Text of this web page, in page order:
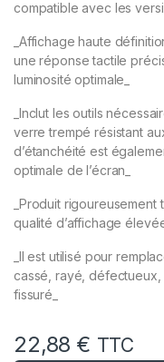
compatible avec les
_Affichage haute
une réponse tactile
luminosité optimale_
_Inclut les outils
verre trempé résistant
d’étanchéité est
optimale de l’écran_
_Produit
qualité d’affichage
_Il est utilisé pour
cassé, rayé,
fissuré_
22,88 € TTC